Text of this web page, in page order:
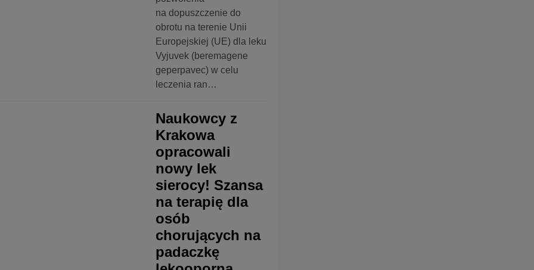
na dopuszczenie do
obrotu na terenie Unii
Europejskiej (UE) dla leku
Vyjuvek (beremagene
geperpavec) w celu
leczenia ran…
Naukowcy z
Krakowa
opracowali
nowy lek
sierocy! Szansa
na terapię dla
osób
chorujących na
padaczkę